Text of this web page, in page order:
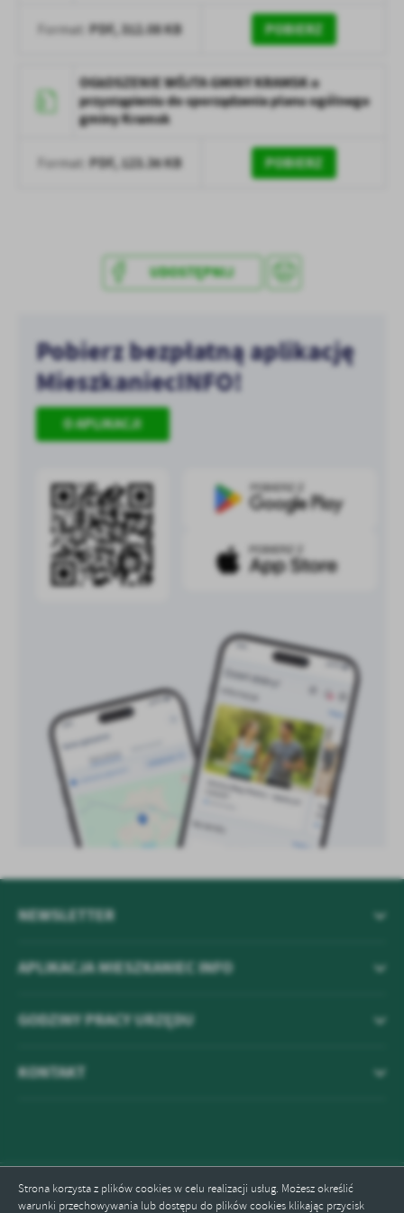
Strona korzysta z plików cookies w celu realizacji usług. Możesz określić
warunki przechowywania lub dostępu do plików cookies klikając przycisk
treści w postaci wiadomości, ofert, komunikatów mediów
społecznościowych.
Format: PDF, 312.08 KB POBIERZ
OGŁOSZENIE WÓJTA GMINY KRAMSK o
przystąpieniu do sporządzenia planu ogólnego
gminy Kramsk
Format: PDF, 123.36 KB POBIERZ
UDOSTĘPNIJ
Pobierz bezpłatną aplikację
MieszkaniecINFO!
O APLIKACJI
APLIKACJA MIESZKANIEC INFO
NEWSLETTER
GODZINY PRACY URZĘDU
KONTAKT
Odwiedzin: 741080